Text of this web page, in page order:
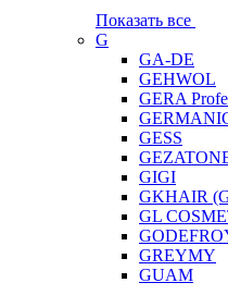
Показать все
G
GA-DE
GEHWOL
GERA
GESS
GIGI
GKHAIR
GL
GREYMY
GUAM